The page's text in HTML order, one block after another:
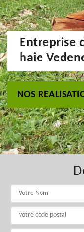
Entreprise
haie
NOS